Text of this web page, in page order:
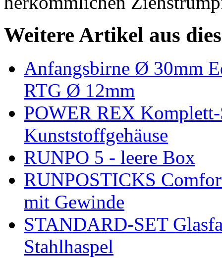
Weitere Artikel aus
Anfangsbirne Ø 30mm
RTG Ø 12mm
POWER REX
Kunststoffgehäuse
RUNPO 5 - leere Box
RUNPOSTICKS
mit Gewinde
STANDARD-SET
Stahlhaspel